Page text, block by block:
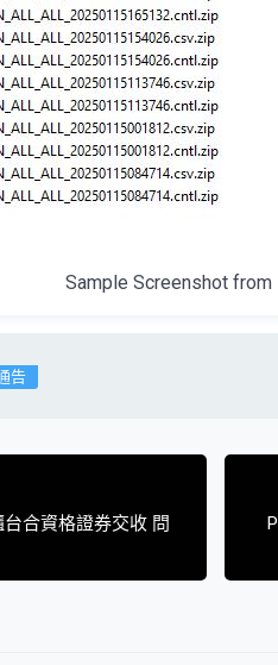
Sample Screenshot from
告
合資格證券交收 問